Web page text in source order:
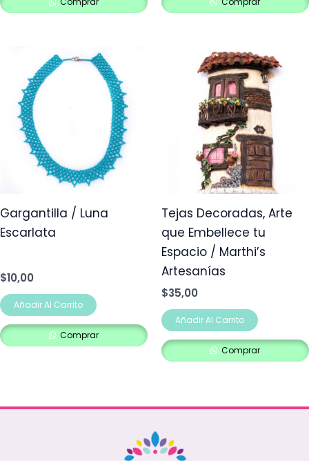
Gargantilla / Luna
Escarlata
$10,00
Añadir Al Carrito
Comprar
Tejas Decoradas, Arte
que Embellece tu
Espacio / Marthi’s
Artesanías
$35,00
Añadir Al Carrito
Comprar